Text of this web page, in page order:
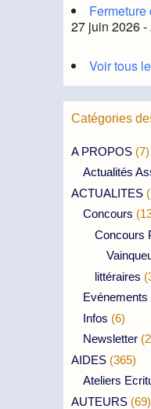
27 juin 2026
Voir tous
Catégories
A PROPOS (7)
Actualités
ACTUALITES
Concours
Concours
littéraires
Evénements
Infos (6)
Newsletter
AIDES (365)
Ateliers
AUTEURS (69)